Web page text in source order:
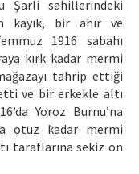
Şarli sahillerindeki
kayık, bir ahır ve
1916 sabahı
kırk kadar mermi
tahrip ettiği
ve bir erkekle altı
Yoroz Burnu’na
otuz kadar mermi
taraflarına sekiz on